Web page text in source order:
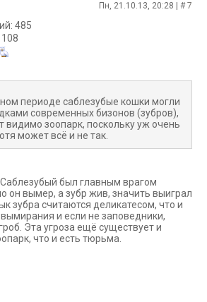
Пн, 21.10.13, 20:28 | #7
485
периоде саблезубые кошки могли
современных бизонов (зубров),
видимо зоопарк, поскольку уж очень
может всё и не так.
был главным врагом
он вымер, а зубр жив, значить выиграл
зубра считаются деликатесом, что и
вымирания и если не заповедники,
Эта угроза ещё существует и
что и есть тюрьма.